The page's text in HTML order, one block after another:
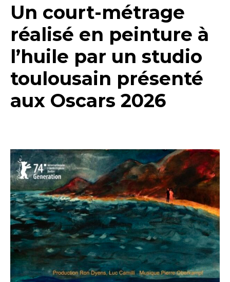
Un court-métrage
réalisé en peinture à
l’huile par un studio
toulousain présenté
aux Oscars 2026